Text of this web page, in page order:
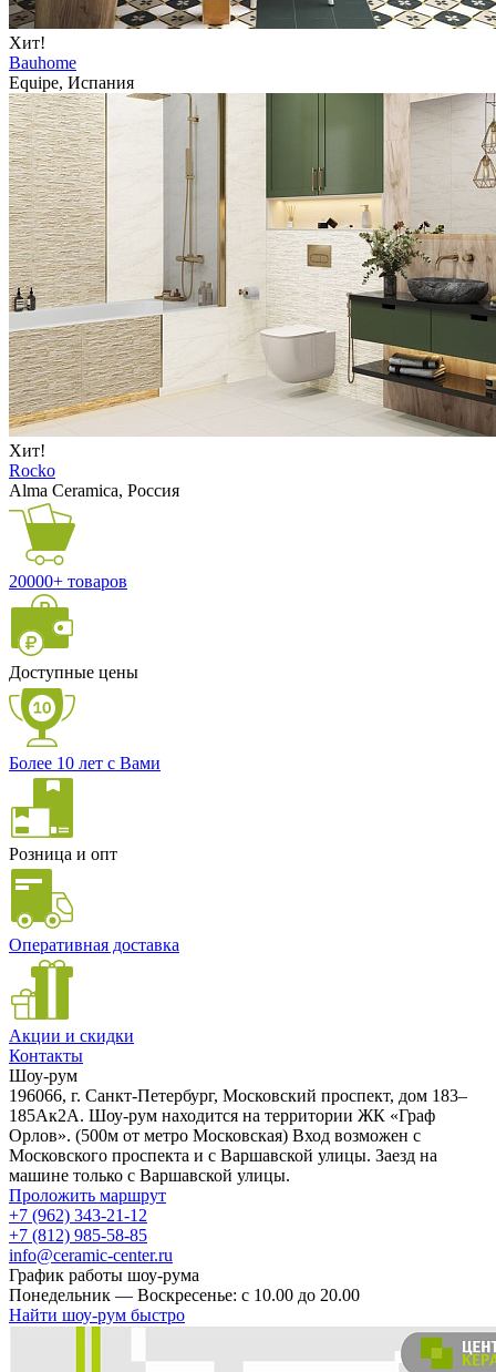
Хит!
Bauhome
Equipe, Испания
Хит!
Rocko
Alma Ceramica, Россия
20000+ товаров
Доступные цены
Более 10 лет с Вами
Розница и опт
Оперативная доставка
Акции и скидки
Контакты
Шоу-рум
196066, г. Санкт-Петербург, Московский проспект, дом 183–
185Ак2А. Шоу-рум находится на территории ЖК «Граф
Орлов». (500м от метро Московская) Вход возможен с
Московского проспекта и с Варшавской улицы. Заезд на
машине только с Варшавской улицы.
Проложить маршрут
+7 (962) 343-21-12
+7 (812) 985-58-85
info@ceramic-center.ru
График работы шоу-рума
Понедельник — Воскресенье: с 10.00 до 20.00
Найти шоу-рум быстро